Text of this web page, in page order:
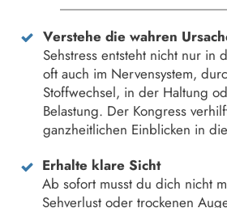
Verstehe die wahren
Sehstress entsteht nicht nur in
oft auch im Nervensystem,
Stoffwechsel, in der Haltung
Belastung. Der Kongress
ganzheitlichen Einblicken in
Erhalte klare Sicht
Ab sofort musst du dich nicht
Sehverlust oder trockenen